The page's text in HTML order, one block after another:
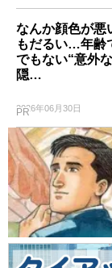
なんか顔色が悪
もだるい…年齢
でもない“意外
隠…
2026年06月30日
PR